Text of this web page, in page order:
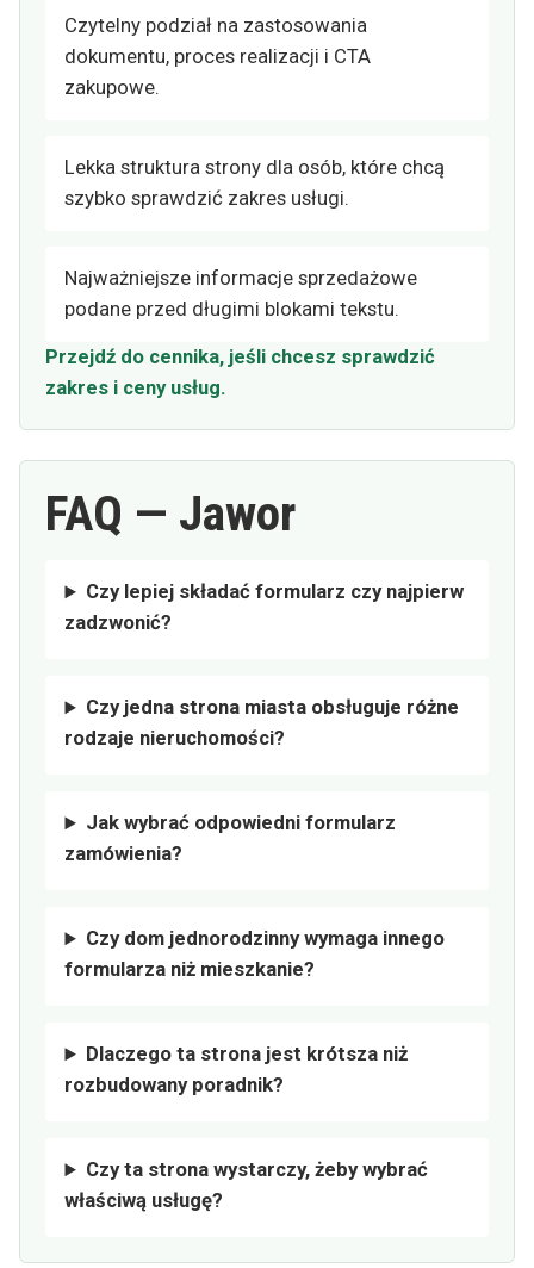
Czytelny podział na zastosowania
dokumentu, proces realizacji i CTA
zakupowe.
Lekka struktura strony dla osób, które chcą
szybko sprawdzić zakres usługi.
Najważniejsze informacje sprzedażowe
podane przed długimi blokami tekstu.
Przejdź do cennika, jeśli chcesz sprawdzić
zakres i ceny usług.
FAQ — Jawor
Czy lepiej składać formularz czy najpierw
zadzwonić?
Czy jedna strona miasta obsługuje różne
rodzaje nieruchomości?
Jak wybrać odpowiedni formularz
zamówienia?
Czy dom jednorodzinny wymaga innego
formularza niż mieszkanie?
Dlaczego ta strona jest krótsza niż
rozbudowany poradnik?
Czy ta strona wystarczy, żeby wybrać
właściwą usługę?